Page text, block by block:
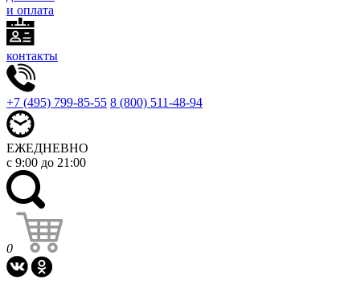
и оплата
контакты
+7 (495) 799-85-55 8 (800) 511-48-94
ЕЖЕДНЕВНО
с 9:00 до 21:00
0